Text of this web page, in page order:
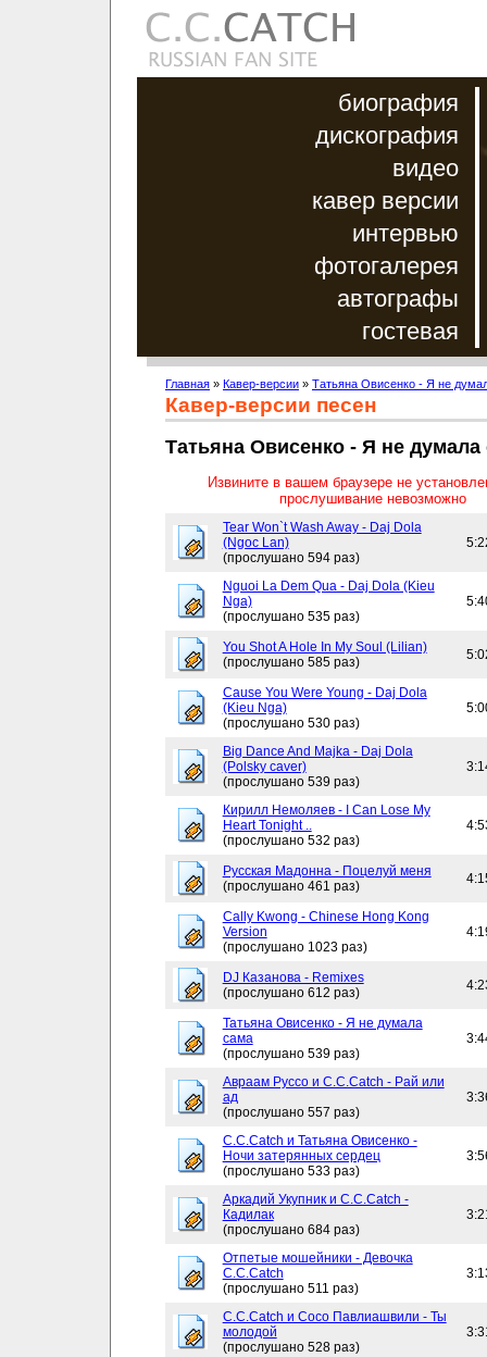
биография
дискография
видео
кавер версии
интервью
фотогалерея
автографы
гостевая
Главная » Кавер-версии » Татьяна Овисенко - Я не
Кавер-версии песен
Татьяна Овисенко - Я не думала
Извините в вашем браузере не
прослушивание невозможно
Tear Won`t Wash Away - Daj Dola
(Ngoc Lan)
(прослушано 594 раз)
Nguoi La Dem Qua - Daj Dola (Kieu
Nga)
(прослушано 535 раз)
You Shot A Hole In My Soul (Lilian)
(прослушано 585 раз)
Cause You Were Young - Daj Dola
(Kieu Nga)
(прослушано 530 раз)
Big Dance And Majka - Daj Dola
(Polsky caver)
(прослушано 539 раз)
Кирилл Немоляев - I Can Lose My
Heart Tonight ..
(прослушано 532 раз)
Русская Мадонна - Поцелуй меня
(прослушано 461 раз)
Cally Kwong - Chinese Hong Kong
Version
(прослушано 1023 раз)
DJ Казанова - Remixes
(прослушано 612 раз)
Татьяна Овисенко - Я не думала
сама
(прослушано 539 раз)
Авраам Руссо и C.C.Catch - Рай или
ад
(прослушано 557 раз)
C.C.Catch и Татьяна Овисенко -
Ночи затерянных сердец
(прослушано 533 раз)
Аркадий Укупник и C.C.Catch -
Кадилак
(прослушано 684 раз)
Отпетые мошейники - Девочка
C.C.Catch
(прослушано 511 раз)
C.C.Catch и Сосо Павлиашвили - Ты
молодой
(прослушано 528 раз)